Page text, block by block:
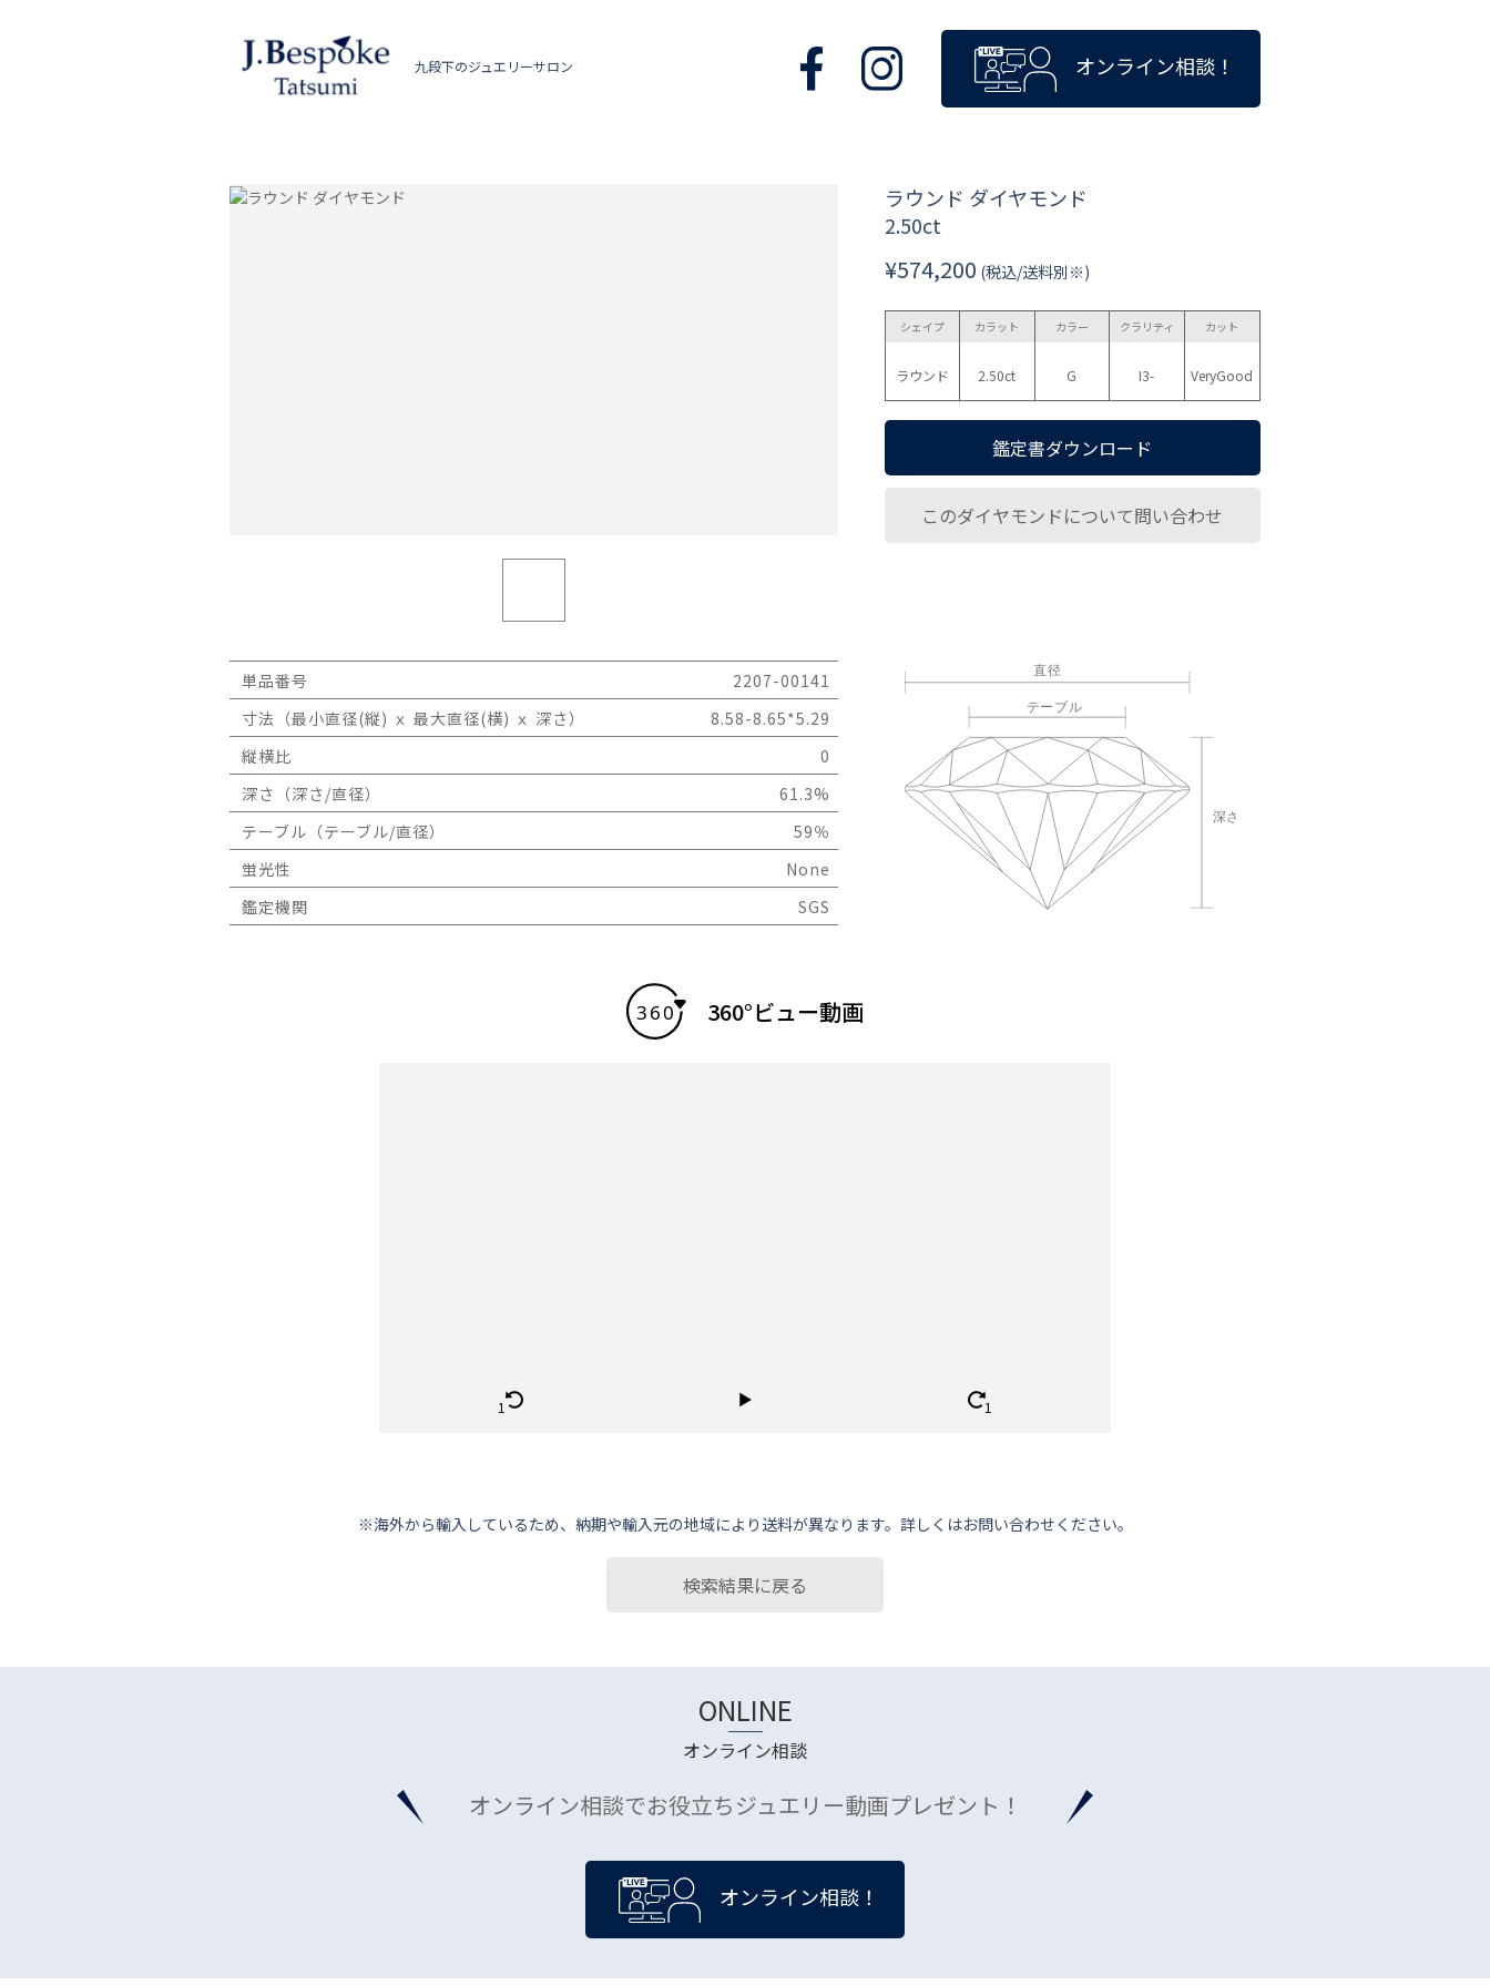
九段下のジュエリーサロン オンライン相談！
ラウンド ダイヤモンド
2.50ct
¥574,200 (税込/送料別※)
シェイプ
ラウンド
カラット
2.50ct
カラー
G
クラリティ
I3-
カット
VeryGood
鑑定書ダウンロード
このダイヤモンドについて問い合わせ
単品番号
2207-00141
寸法（最小直径(縦) ｘ 最大直径(横) ｘ 深さ）
8.58-8.65*5.29
縦横比
0
深さ（深さ/直径）
61.3%
テーブル（テーブル/直径）
59％
蛍光性
None
鑑定機関
SGS
360°ビュー動画
※海外から輸⼊しているため、納期や輸⼊元の地域により送料が異なります。詳しくはお問い合わせください。
検索結果に戻る
ONLINE
オンライン相談
オンライン相談でお役立ちジュエリー動画プレゼント！
オンライン相談！